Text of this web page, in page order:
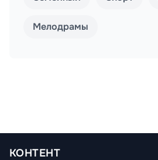
Мелодрамы
КОНТЕНТ